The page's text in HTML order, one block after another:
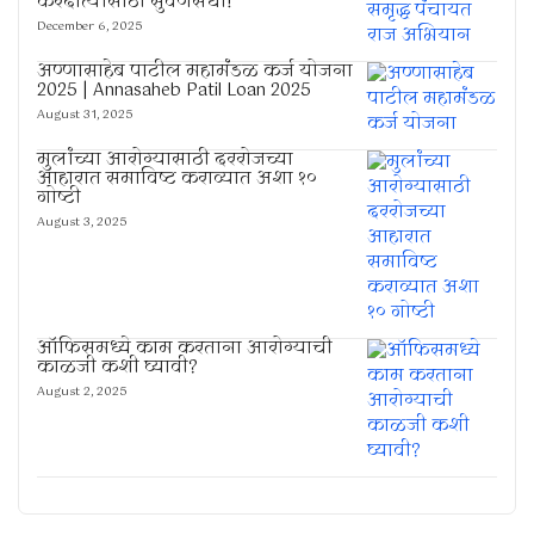
December 6, 2025
अण्णासाहेब पाटील महामंडळ कर्ज योजना
2025 | Annasaheb Patil Loan 2025
August 31, 2025
मुलांच्या आरोग्यासाठी दररोजच्या
आहारात समाविष्ट कराव्यात अशा १०
गोष्टी
August 3, 2025
ऑफिसमध्ये काम करताना आरोग्याची
काळजी कशी घ्यावी?
August 2, 2025